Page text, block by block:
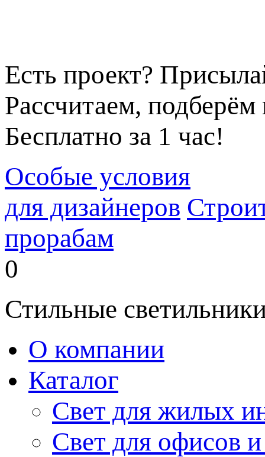
Есть проект?
Рассчитаем,
Бесплатно за 1 час!
Особые условия
для дизайнеров
прорабам
0
Стильные
О компании
Каталог
Свет для жилых
Свет для офисов